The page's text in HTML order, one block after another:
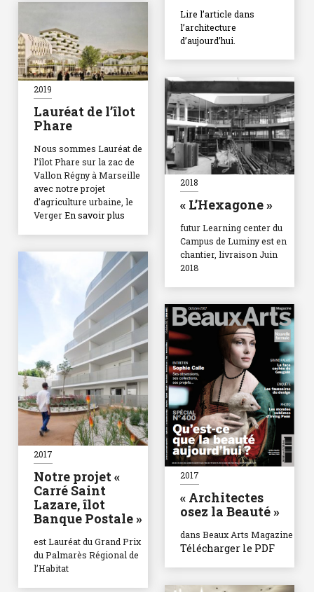
Lire l’article dans
l’architecture
d’aujourd’hui.
2019
Lauréat de l’îlot
Phare
Nous sommes Lauréat de
l’îlot Phare sur la zac de
Vallon Régny à Marseille
avec notre projet
d’agriculture urbaine, le
VergerEn savoir plus
2018
« L’Hexagone »
futur Learning center du
Campus de Luminy est en
chantier, livraison Juin
2018
2017
Notre projet «
Carré Saint
Lazare, îlot
Banque Postale »
est Lauréat du Grand Prix
du Palmarès Régional de
l’Habitat
2017
« Architectes
osez la Beauté »
dans Beaux Arts Magazine
Télécharger le PDF